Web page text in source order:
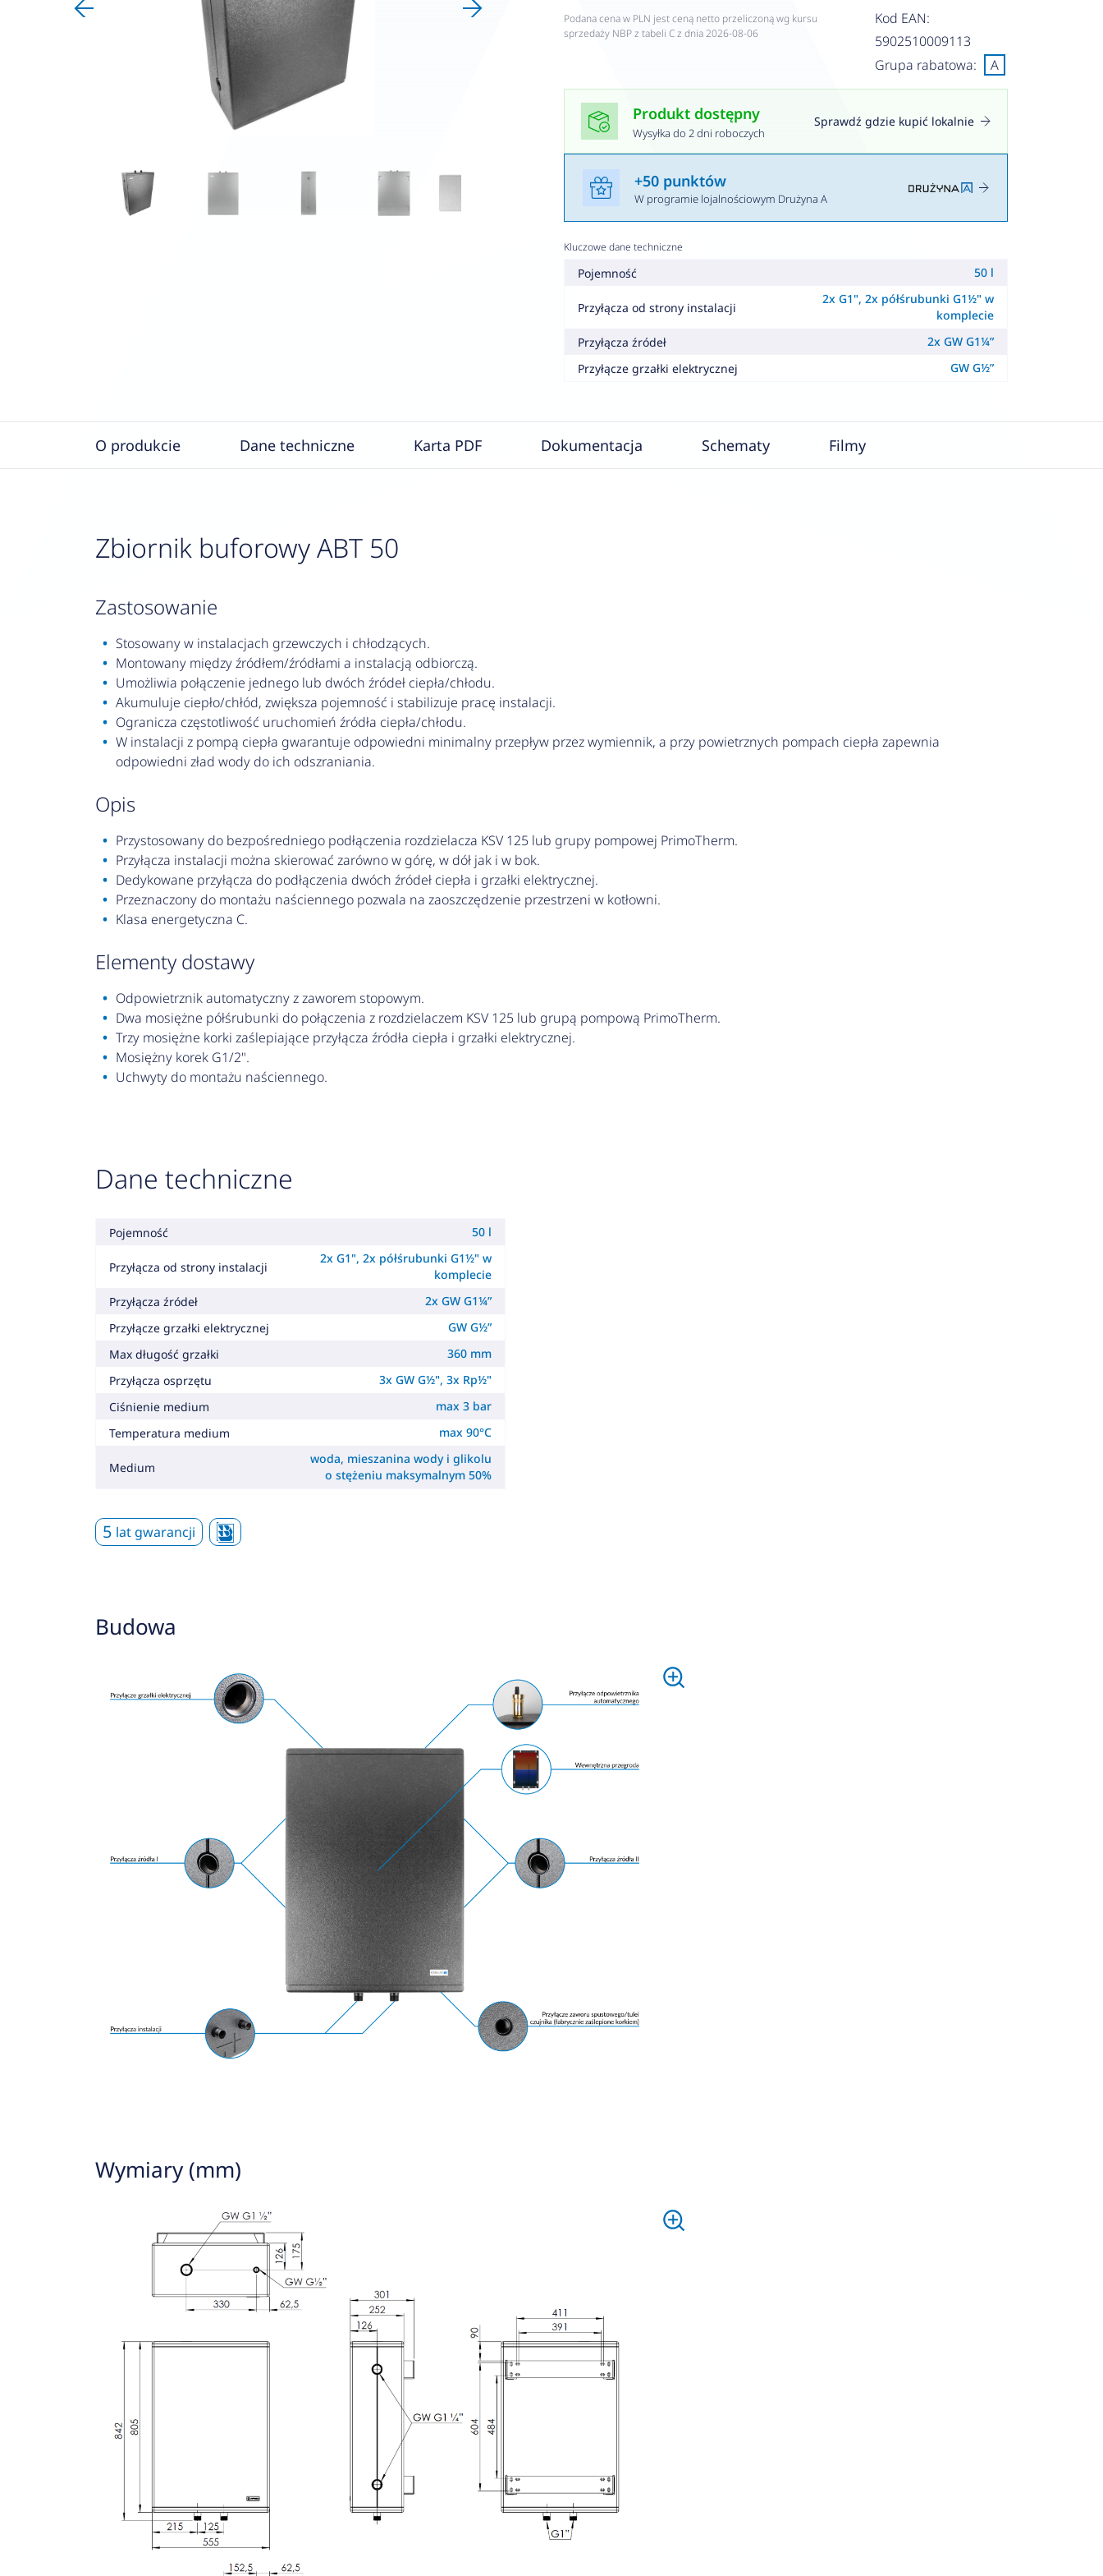
Podana cena w PLN jest ceną netto przeliczoną wg kursu
sprzedaży NBP z tabeli C z dnia 2026-08-06
Kod EAN:
5902510009113
Grupa rabatowa:
A
Produkt dostępny
Wysyłka do 2 dni roboczych
Sprawdź gdzie kupić lokalnie
+50 punktów
W programie lojalnościowym Drużyna A
Kluczowe dane techniczne
Pojemność 50 l
Przyłącza od strony instalacji
2x G1", 2x półśrubunki G1½" w
komplecie
Przyłącza źródeł
2x GW G1¼”
Przyłącze grzałki elektrycznej
GW G½”
O produkcie Dane techniczne Karta PDF Dokumentacja Schematy Filmy
Zbiornik buforowy ABT 50
zastosowanie
Stosowany w instalacjach grzewczych i chłodzących.
Montowany między źródłem/źródłami a instalacją odbiorczą.
Umożliwia połączenie jednego lub dwóch źródeł ciepła/chłodu.
Akumuluje ciepło/chłód, zwiększa pojemność i stabilizuje pracę instalacji.
Ogranicza częstotliwość uruchomień źródła ciepła/chłodu.
W instalacji z pompą ciepła gwarantuje odpowiedni minimalny przepływ przez wymiennik, a przy powietrznych pompach ciepła zapewnia
odpowiedni zład wody do ich odszraniania.
opis
Przystosowany do bezpośredniego podłączenia rozdzielacza KSV 125 lub grupy pompowej PrimoTherm.
Przyłącza instalacji można skierować zarówno w górę, w dół jak i w bok.
Dedykowane przyłącza do podłączenia dwóch źródeł ciepła i grzałki elektrycznej.
Przeznaczony do montażu naściennego pozwala na zaoszczędzenie przestrzeni w kotłowni.
Klasa energetyczna C.
elementy dostawy
Odpowietrznik automatyczny z zaworem stopowym.
Dwa mosiężne półśrubunki do połączenia z rozdzielaczem KSV 125 lub grupą pompową PrimoTherm.
Trzy mosiężne korki zaślepiające przyłącza źródła ciepła i grzałki elektrycznej.
Mosiężny korek G1/2".
Uchwyty do montażu naściennego.
Dane techniczne
Pojemność 50 l
Przyłącza od strony instalacji
2x G1", 2x półśrubunki G1½" w
komplecie
Przyłącza źródeł
2x GW G1¼”
Przyłącze grzałki elektrycznej
GW G½”
Max długość grzałki
360 mm
Przyłącza osprzętu
3x GW G½", 3x Rp½"
Ciśnienie medium
max 3 bar
Temperatura medium
max 90°C
Medium
woda, mieszanina wody i glikolu
o stężeniu maksymalnym 50%
5 lat gwarancji
Budowa
Wymiary (mm)